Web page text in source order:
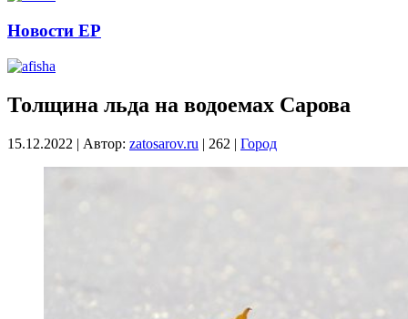
Новости ЕР
Толщина льда на водоемах Сарова
15.12.2022 | Автор: zatosarov.ru | 262 | Город